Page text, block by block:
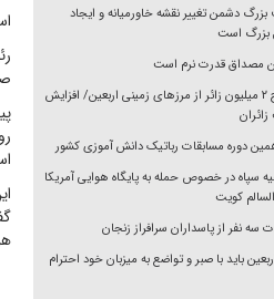
دشمن تغییر نقشه خاورمیانه و ایجاد
بزرگ است
مصداق قدرت نرم است
‌خروج ۲ میلیون زائر از مرز‌های زمینی اربعین/ افزایش
دوره مسابقات رباتیک دانش آموزی کشور
سپاه در خصوص حمله به پایگاه هوایی آمریکا
کویت
سه نفر از پاسداران سرافراز زنجان
باید با صبر و تواضع به میزبان خود احترام